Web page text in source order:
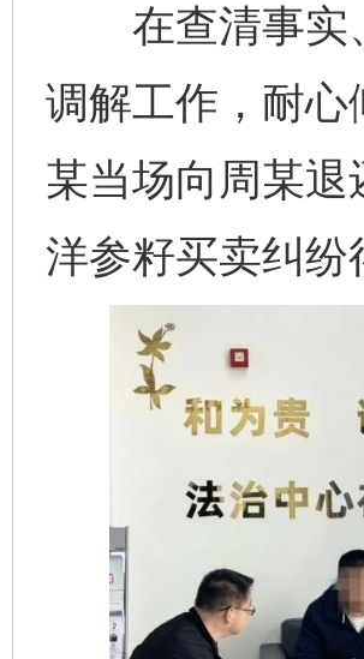
在查清事实、
调解工作，耐
某当场向周某
洋参籽买卖纠